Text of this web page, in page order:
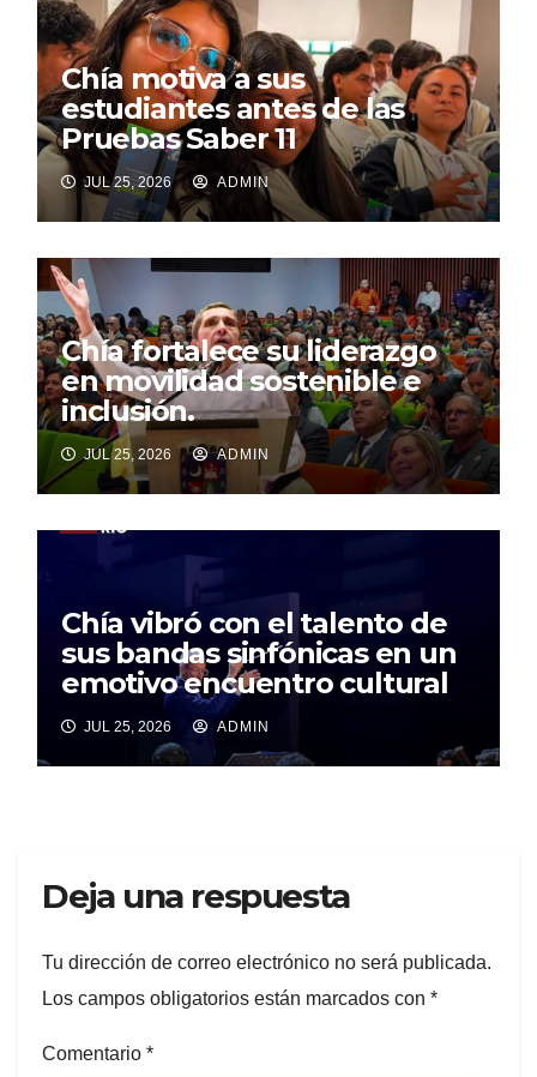
Chía motiva a sus
estudiantes antes de las
Pruebas Saber 11
JUL 25, 2026 ADMIN
Chía fortalece su liderazgo
en movilidad sostenible e
inclusión.
JUL 25, 2026 ADMIN
Chía vibró con el talento de
sus bandas sinfónicas en un
emotivo encuentro cultural
JUL 25, 2026 ADMIN
Deja una respuesta
Tu dirección de correo electrónico no será publicada.
Los campos obligatorios están marcados con *
Comentario *